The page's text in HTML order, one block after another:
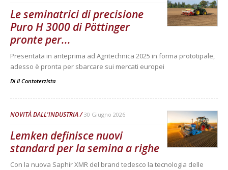
Le seminatrici di precisione
Puro H 3000 di Pöttinger
pronte per...
Presentata in anteprima ad Agritechnica 2025 in forma prototipale,
adesso è pronta per sbarcare sui mercati europei
Di Il Contoterzista
NOVITÀ DALL'INDUSTRIA 30 Giugno 2026
Lemken definisce nuovi
standard per la semina a righe
Con la nuova Saphir XMR del brand tedesco la tecnologia delle